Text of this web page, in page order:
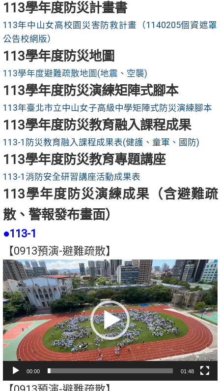
113學年度防災計畫書
113年中山女高校園災害防救計畫（1140205個資遮罩
公告校網版）
113學年度防災地圖
113學年度避難疏散地圖(地震、空襲)
113學年度防災演練矩陣式腳本
113年臺北市立中山女子高級中學矩陣式防災演練腳本
113學年度防災教育融入課程成果
113-1防災教育融入課程成果表(健護、童軍、國防)
113學年度防災教育專題講座
113-1消防安全研習講座活動成果表
113學年度防災演練成果（含避難疏
散、 警報發布畫面）
●113-1
【0913預演-避難疏散】
視
訊
播
放
器
00:00 01:48